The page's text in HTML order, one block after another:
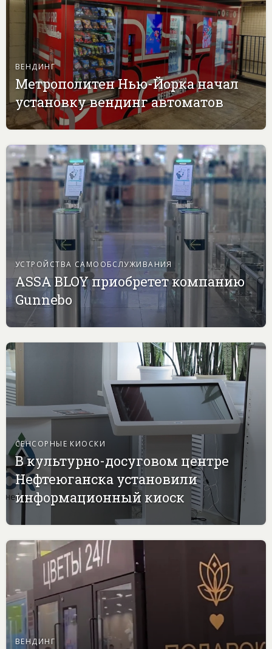
ВЕНДИНГ
Метрополитен Нью-Йорка начал
установку вендинг автоматов
УСТРОЙСТВА САМООБСЛУЖИВАНИЯ
ASSA BLOY приобретет компанию
Gunnebo
СЕНСОРНЫЕ КИОСКИ
В культурно-досуговом центре
Нефтеюганска установили
информационный киоск
ВЕНДИНГ